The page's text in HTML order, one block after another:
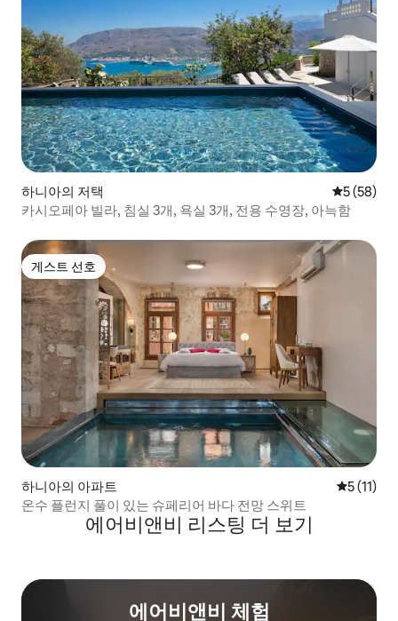
하니아의 저택 평점 5점(5
5 (58)
카시오페아 빌라, 침실 3개, 욕실 3개, 전용 수영장, 아늑함
게스트 선호
게스트 선호
하니아의 아파트 평점 5점
5 (11)
온수 플런지 풀이 있는 슈페리어 바다 전망 스위트
에어비앤비 리스팅 더 보기
에어비앤비 체험